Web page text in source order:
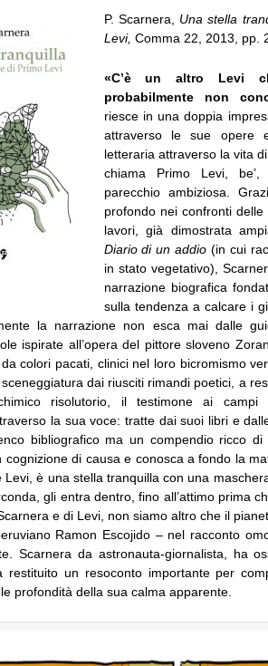
P. Scarnera, Una stella
Levi, Comma 22, 2013, pp.
«C’è un altro Levi
probabilmente non
riesce in una doppia
attraverso le sue opere
letteraria attraverso la vita
chiama Primo Levi,
parecchio ambiziosa.
profondo nei confronti
lavori, già dimostrata
Diario di un addio(in cui
in stato vegetativo),
narrazione biografica
sulla tendenza a calcare i
la narrazione non esca mai dalle
ispirate all’opera del pittore sloveno
colori pacati, clinici nel loro bicromismo
dai riusciti rimandi poetici, a
risolutorio, il testimone ai
la sua voce: tratte dai suoi libri e
bibliografico ma un compendio ricco
cognizione di causa e conosca a fondo la
Levi, è una stella tranquilla con una
gli entra dentro, fino all’attimo prima
e di Levi, non siamo altro che il
Ramon Escojido – nel racconto
Scarnera da astronauta-giornalista, ha
restituito un resoconto importante per
profondità della sua calma apparente.